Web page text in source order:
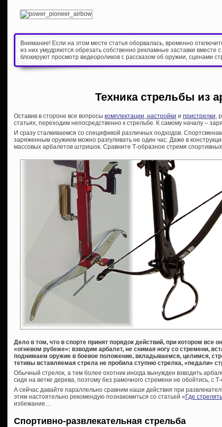
Внимание! Если на этом месте статья оборвалась, временно
из них умудряются обрезать собственно рекламные заставки вместе
блокируют просмотр видеороликов с рассказом об оружии, сценами
Техника стрельбы из
Оставив в стороне все вопросы комплектации, настройки и пристрелки,
статьях, переходим непосредственно к стрельбе. К самому началу –
И сразу сталкиваемся со спецификой различных подходов.
заряженным оружием можно разгуливать не один час. Даже в
массовых арбалетов штришок. Сравните Т-образное стремя
Дело в том, что в спорте принят порядок действий, при котором все
«огневом рубеже»: взводим арбалет, не снимая ногу со стремени,
поднимаем оружие в боевое положение, вкладываемся, целимся,
тетивы вставляемая стрела не пробила ступню стрелка, «педали»
Обычный стрелок, а тем более охотник иногда вынужден взводить
сидя на ветке дерева, поэтому без рамочного стремени не обойтись, с
А сейчас давайте параллельно сравним наши действия при
этим настоятельно рекомендую познакомиться со статьей « Где
избежание…
Спортивно-развлекательная стрельба